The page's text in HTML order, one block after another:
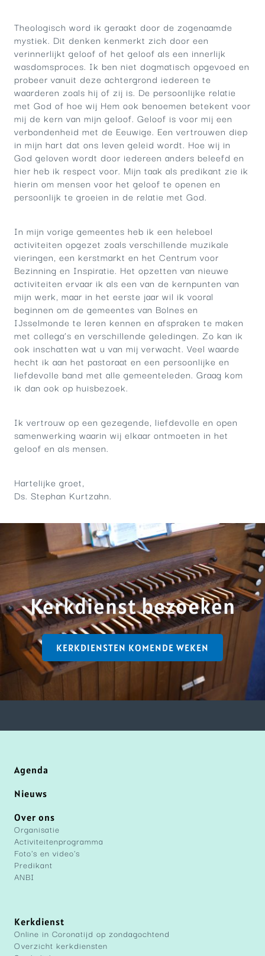
Theologisch word ik geraakt door de zogenaamde
mystiek. Dit denken kenmerkt zich door een
verinnerlijkt geloof of het geloof als een innerlijk
wasdomsproces. Ik ben niet dogmatisch opgevoed en
probeer vanuit deze achtergrond iedereen te
waarderen zoals hij of zij is. De persoonlijke relatie
met God of hoe wij Hem ook benoemen betekent voor
mij de kern van mijn geloof. Geloof is voor mij een
verbondenheid met de Eeuwige. Een vertrouwen diep
in mijn hart dat ons leven geleid wordt. Hoe wij in
God geloven wordt door iedereen anders beleefd en
hier heb ik respect voor. Mijn taak als predikant zie ik
hierin om mensen voor het geloof te openen en
persoonlijk te groeien in de relatie met God.
In mijn vorige gemeentes heb ik een heleboel
activiteiten opgezet zoals verschillende muzikale
vieringen, een kerstmarkt en het Centrum voor
Bezinning en Inspiratie. Het opzetten van nieuwe
activiteiten ervaar ik als een van de kernpunten van
mijn werk, maar in het eerste jaar wil ik vooral
beginnen om de gemeentes van Bolnes en
IJsselmonde te leren kennen en afspraken te maken
met collega’s en verschillende geledingen. Zo kan ik
ook inschatten wat u van mij verwacht. Veel waarde
hecht ik aan het pastoraat en een persoonlijke en
liefdevolle band met alle gemeenteleden. Graag kom
ik dan ook op huisbezoek.
Ik vertrouw op een gezegende, liefdevolle en open
samenwerking waarin wij elkaar ontmoeten in het
geloof en als mensen.
Hartelijke groet,
Ds. Stephan Kurtzahn.
Kerkdienst bezoeken
KERKDIENSTEN KOMENDE WEKEN
Agenda
Nieuws
Over ons
Organisatie
Activiteitenprogramma
Foto's en video's
Predikant
ANBI
Kerkdienst
Online in Coronatijd op zondagochtend
Overzicht kerkdiensten